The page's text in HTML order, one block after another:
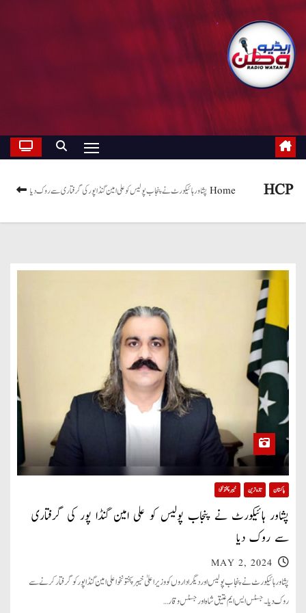
HCP
Homeپشاور ہائیکورٹ نے پنجاب پولیس کو علی امین گنڈا پور کی گرفتاری سے روک دیا
پاکستان تازہ ترین خیبر پختونخوا
پشاور ہائیکورٹ نے پنجاب پولیس کو علی امین گنڈا پور کی گرفتاری
سے روک دیا
MAY 2, 2024
پشاور ہائیکورٹ نے پنجاب پولیس اور دیگر اداروں کو وزیر اعلیٰ خیبر پختونخوا علی امین گنڈاپور کو گرفتار کرنے سے
روک دیا۔ جسٹس ایس ایم عتیق شاہ اور جسٹس وقار…